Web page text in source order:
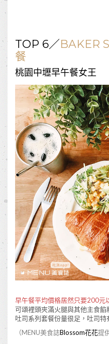
TOP 6／BAKER
餐
桃園中壢早午餐女王
早午餐平均價格居然只要200元
可頌裡頭夾滿火腿與其他主食
吐司系列套餐份量很足，吐司特
（MENU美食誌Blossom花花提